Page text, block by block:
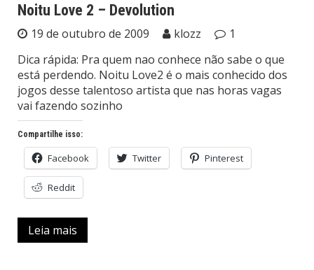
Noitu Love 2 – Devolution
19 de outubro de 2009 klozz
1
Dica rápida: Pra quem nao conhece não sabe o que
está perdendo. Noitu Love2 é o mais conhecido dos
jogos desse talentoso artista que nas horas vagas
vai fazendo sozinho
Compartilhe isso:
Facebook Twitter Pinterest
Reddit
Leia mais